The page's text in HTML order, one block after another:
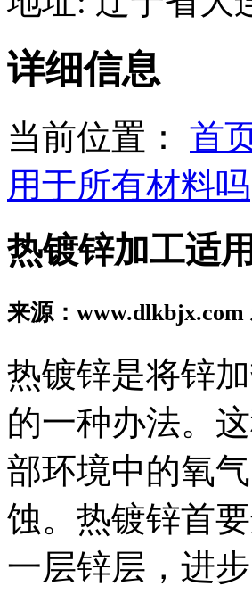
详细信息
当前位置： 首
用于所有材料吗
热镀锌加工适
来源：www.dlkbjx.com
热镀锌是将锌
的一种办法。
部环境中的氧
蚀。热镀锌首
一层锌层，进